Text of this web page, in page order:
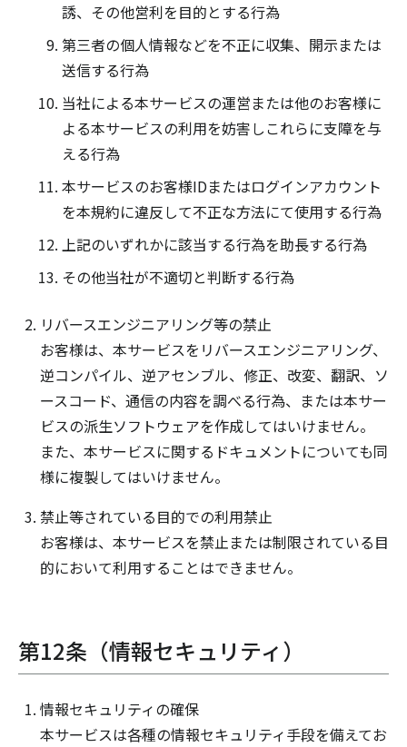
誘、その他営利を目的とする行為
第三者の個人情報などを不正に収集、開示または
送信する行為
当社による本サービスの運営または他のお客様に
よる本サービスの利用を妨害しこれらに支障を与
える行為
本サービスのお客様IDまたはログインアカウント
を本規約に違反して不正な方法にて使用する行為
上記のいずれかに該当する行為を助長する行為
その他当社が不適切と判断する行為
リバースエンジニアリング等の禁止
お客様は、本サービスをリバースエンジニアリング、
逆コンパイル、逆アセンブル、修正、改変、翻訳、ソ
ースコード、通信の内容を調べる行為、または本サー
ビスの派生ソフトウェアを作成してはいけません。
また、本サービスに関するドキュメントについても同
様に複製してはいけません。
禁止等されている目的での利用禁止
お客様は、本サービスを禁止または制限されている目
的において利用することはできません。
第12条（情報セキュリティ）
情報セキュリティの確保
本サービスは各種の情報セキュリティ手段を備えてお